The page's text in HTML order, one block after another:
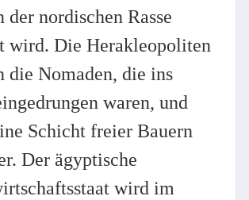
der nordischen Rasse
wird. Die Herakleopoliten
die Nomaden, die ins
waren, und
Schicht freier Bauern
Der ägyptische
wird im